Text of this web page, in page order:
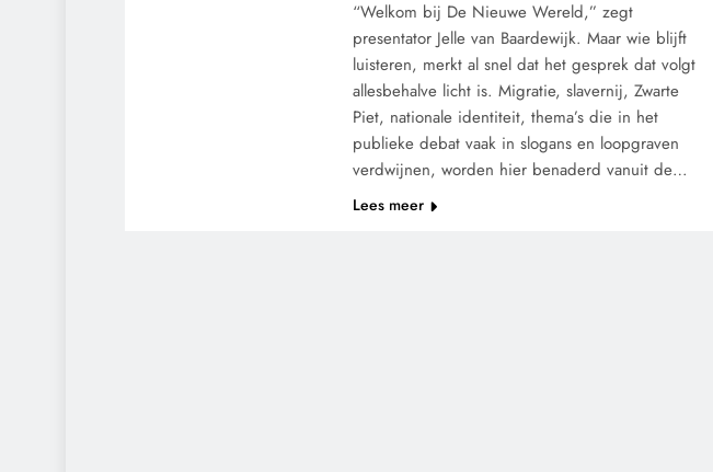
“Welkom bij De Nieuwe Wereld,” zegt
presentator Jelle van Baardewijk. Maar wie blijft
luisteren, merkt al snel dat het gesprek dat volgt
allesbehalve licht is. Migratie, slavernij, Zwarte
Piet, nationale identiteit, thema’s die in het
publieke debat vaak in slogans en loopgraven
verdwijnen, worden hier benaderd vanuit de…
Lees meer